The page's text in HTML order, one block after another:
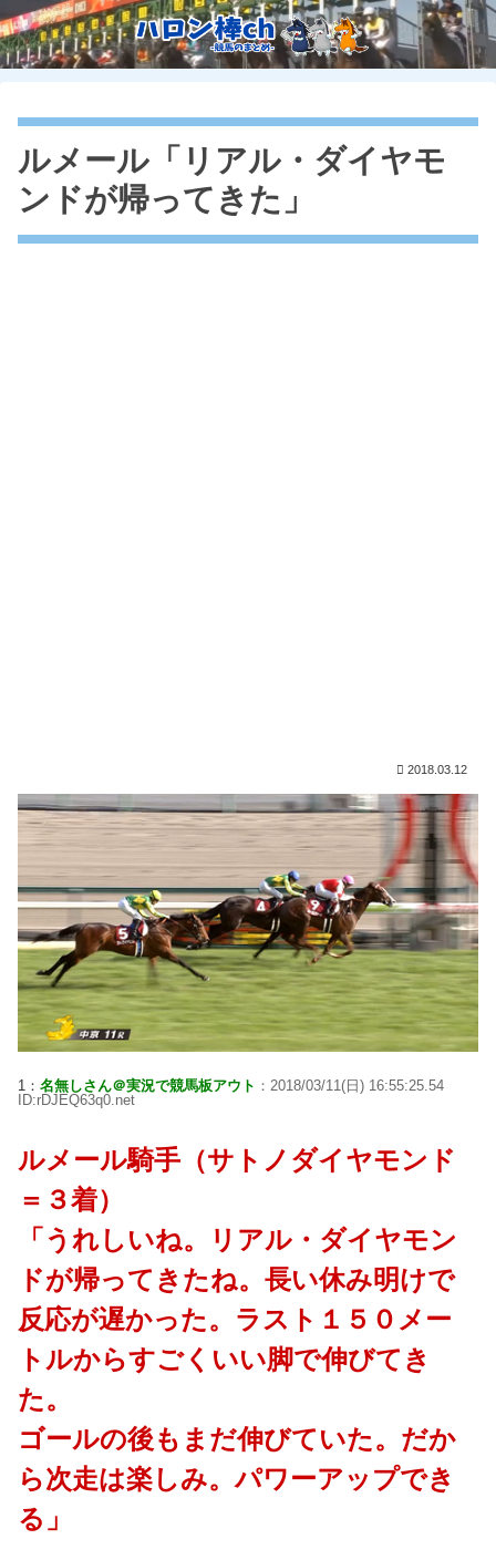
ルメール「リアル・ダイヤモ
ンドが帰ってきた」
2018.03.12
1： 名無しさん＠実況で競馬板アウト ：2018/03/11(日) 16:55:25.54
ID:rDJEQ63q0.net
ルメール騎手（サトノダイヤモンド
＝３着）
「うれしいね。リアル・ダイヤモン
ドが帰ってきたね。長い休み明けで
反応が遅かった。ラスト１５０メー
トルからすごくいい脚で伸びてき
た。
ゴールの後もまだ伸びていた。だか
ら次走は楽しみ。パワーアップでき
る」